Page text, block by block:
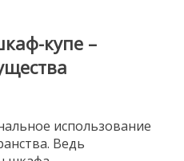
купе –
использование
Ведь